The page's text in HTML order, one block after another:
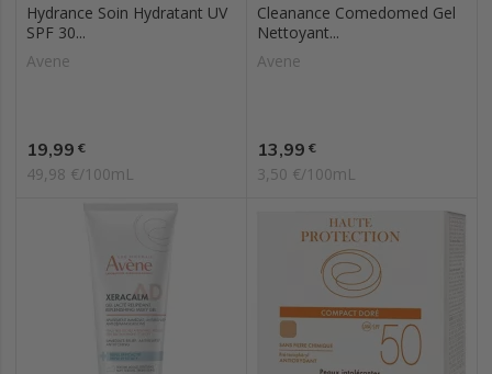
Hydrance Soin Hydratant UV
SPF 30...
Avene
Prix
19,99 €
49,98 €/100mL
Cleanance Comedomed Gel
Nettoyant...
Avene
Prix
13,99 €
3,50 €/100mL